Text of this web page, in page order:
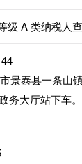
级 A 类纳税人
景泰县一条山
务大厅站下车。